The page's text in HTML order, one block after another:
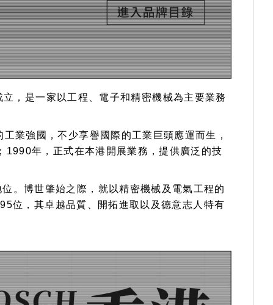
，是一家以工程、電子和精密機械為主要業務
業強國，不少享譽國際的工業巨頭應運而生，
1990年，正式在本港開展業務，提供廣泛的技
。博世肇始之際，就以精密機械及電氣工程的
位，其卓越品質、開拓進取以及德意志人特有